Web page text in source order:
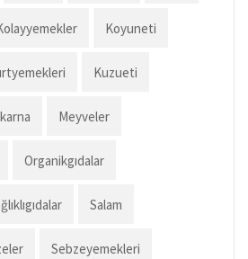
Koyuneti
Kuzueti
Meyveler
Organikgıdalar
Salam
Sebzeyemekleri